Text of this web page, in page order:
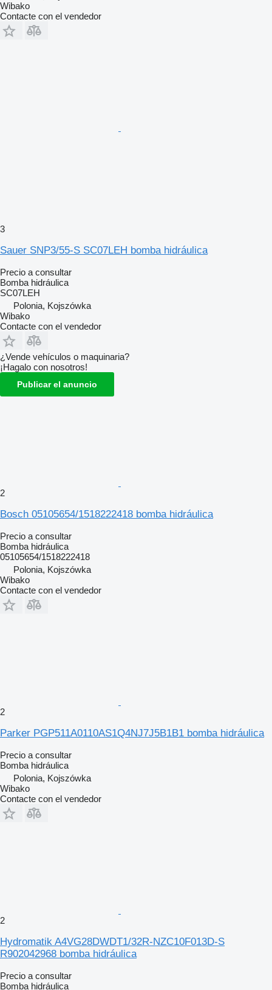
Wibako
Contacte con el vendedor
3
Sauer SNP3/55-S SC07LEH bomba hidráulica
Precio a consultar
Bomba hidráulica
SC07LEH
Polonia, Kojszówka
Wibako
Contacte con el vendedor
¿Vende vehículos o maquinaria?
¡Hagalo con nosotros!
Publicar el anuncio
2
Bosch 05105654/1518222418 bomba hidráulica
Precio a consultar
Bomba hidráulica
05105654/1518222418
Polonia, Kojszówka
Wibako
Contacte con el vendedor
2
Parker PGP511A0110AS1Q4NJ7J5B1B1 bomba hidráulica
Precio a consultar
Bomba hidráulica
Polonia, Kojszówka
Wibako
Contacte con el vendedor
2
Hydromatik A4VG28DWDT1/32R-NZC10F013D-S
R902042968 bomba hidráulica
Precio a consultar
Bomba hidráulica